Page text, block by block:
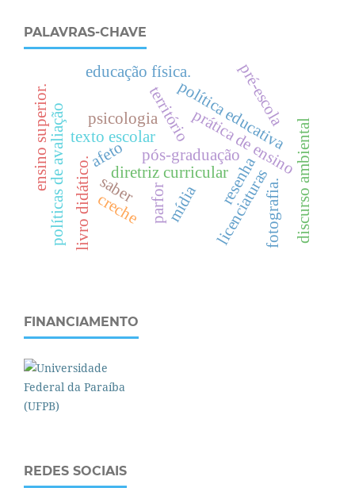
PALAVRAS-CHAVE
resenha
território
diretriz curricularprática de ensino
texto escolar
políticas de avaliação pós-graduação
saber
política educativa
discurso ambiental
mídia
livro didático. licenciaturas
parfor
educação física. pré-escola
creche
psicologia
e
n
s
i
n
o
s
u
p
e
r
i
o
r
.
fotografia.
afeto
FINANCIAMENTO
REDES SOCIAIS